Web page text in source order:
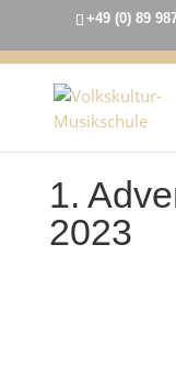
+49 (0) 89
1.
2023